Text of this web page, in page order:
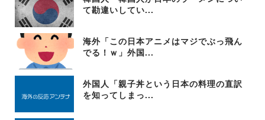
て勘違いしてい...
海外「この日本アニメはマジでぶっ飛ん
でる！ｗ」外国...
外国人「親子丼という日本の料理の直訳
を知ってしまっ...